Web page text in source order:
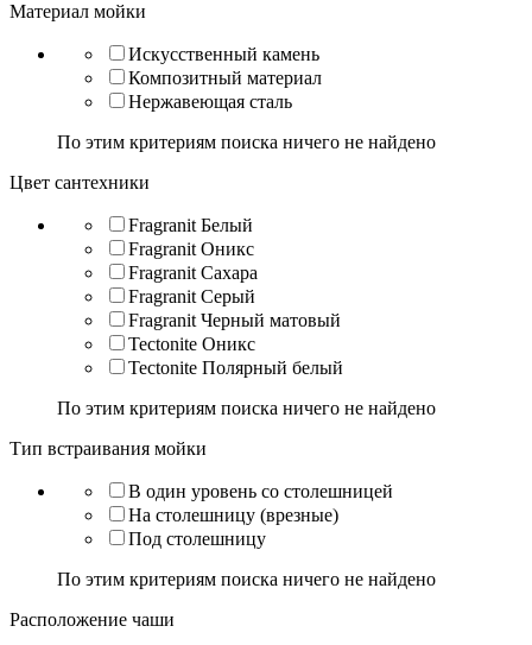
Материал мойки
Искусственный камень
Композитный материал
Нержавеющая сталь
По этим критериям поиска ничего не найдено
Цвет сантехники
Fragranit Белый
Fragranit Оникс
Fragranit Сахара
Fragranit Серый
Fragranit Черный матовый
Tectonite Оникс
Tectonite Полярный белый
По этим критериям поиска ничего не найдено
Тип встраивания мойки
В один уровень со столешницей
На столешницу (врезные)
Под столешницу
По этим критериям поиска ничего не найдено
Расположение чаши